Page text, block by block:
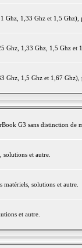
Ghz, 1,33 Ghz et 1,5 Ghz),
Ghz, 1,33 Ghz, 1,5 Ghz et
Ghz, 1,5 Ghz et 1,67 Ghz),
G3 sans distinction de
solutions et autre.
solutions et autre.
et autre.